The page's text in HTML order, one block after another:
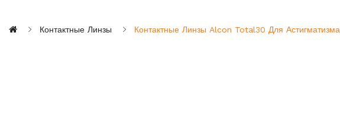
Контактные Линзы Контактные Линзы Alcon Total30 Для Астигматизма